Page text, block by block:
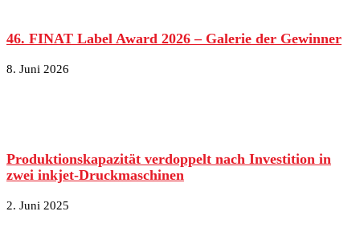
46. FINAT Label Award 2026 – Galerie der Gewinner
8. Juni 2026
Produktionskapazität verdoppelt nach Investition in
zwei inkjet-Druckmaschinen
2. Juni 2025